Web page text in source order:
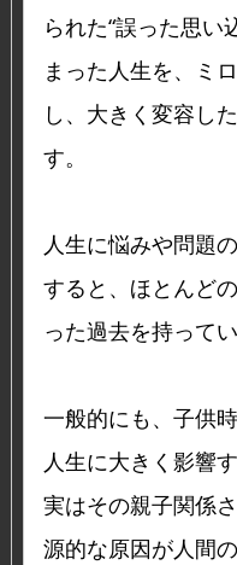
られた“誤った思い
まった人生を、ミ
し、大きく変容し
す。
人生に悩みや問題
すると、ほとんど
った過去を持ってい
一般的にも、子供
人生に大きく影響
実はその親子関係
源的な原因が人間